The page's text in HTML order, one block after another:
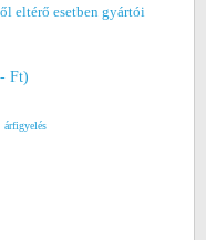
eltérő esetben gyártói
Ft)
árfigyelés